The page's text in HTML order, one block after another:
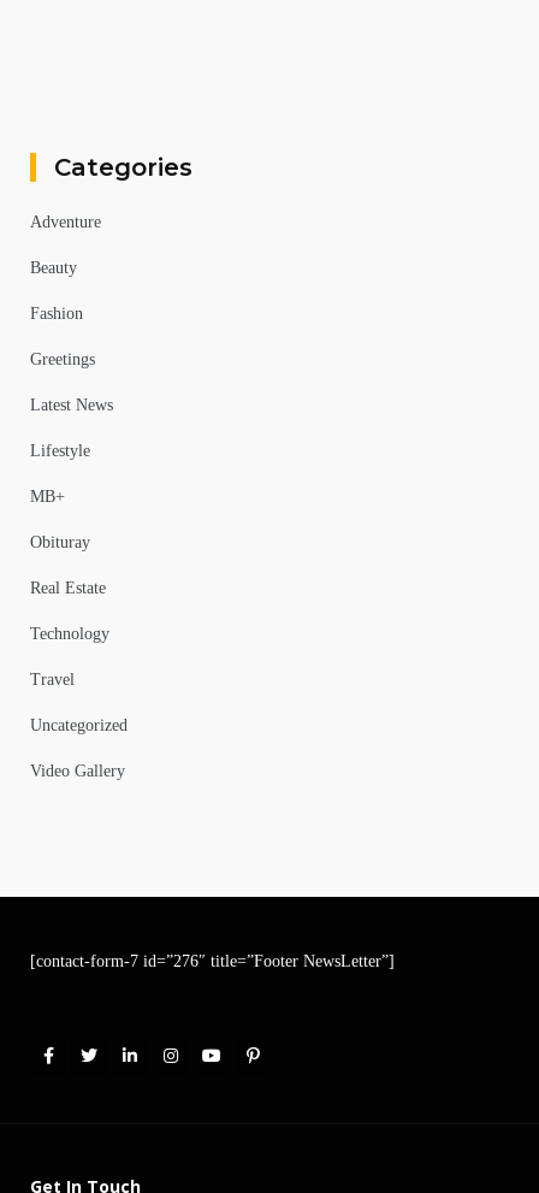
Categories
Adventure
Beauty
Fashion
Greetings
Latest News
Lifestyle
MB+
Obituray
Real Estate
Technology
Travel
Uncategorized
Video Gallery
[contact-form-7 id=”276″ title=”Footer NewsLetter”]
Get In Touch